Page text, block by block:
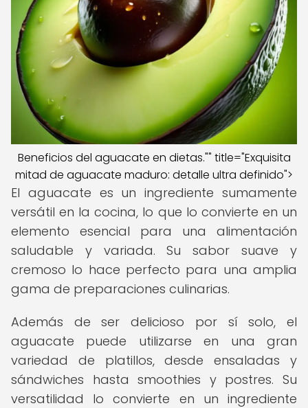
Beneficios del aguacate en dietas."" title="Exquisita
mitad de aguacate maduro: detalle ultra definido">
El aguacate es un ingrediente sumamente
versátil en la cocina, lo que lo convierte en un
elemento esencial para una alimentación
saludable y variada. Su sabor suave y
cremoso lo hace perfecto para una amplia
gama de preparaciones culinarias.
Además de ser delicioso por sí solo, el
aguacate puede utilizarse en una gran
variedad de platillos, desde ensaladas y
sándwiches hasta smoothies y postres. Su
versatilidad lo convierte en un ingrediente